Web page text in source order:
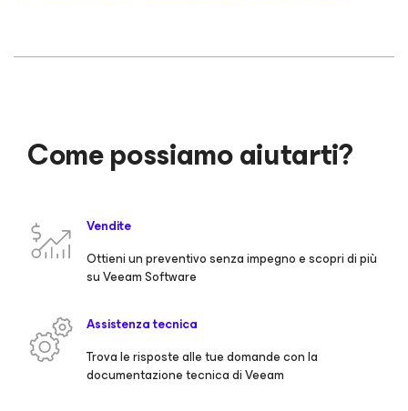
Come possiamo aiutarti?
Vendite
Ottieni un preventivo senza impegno e scopri di più
su Veeam Software
Assistenza tecnica
Trova le risposte alle tue domande con la
documentazione tecnica di Veeam